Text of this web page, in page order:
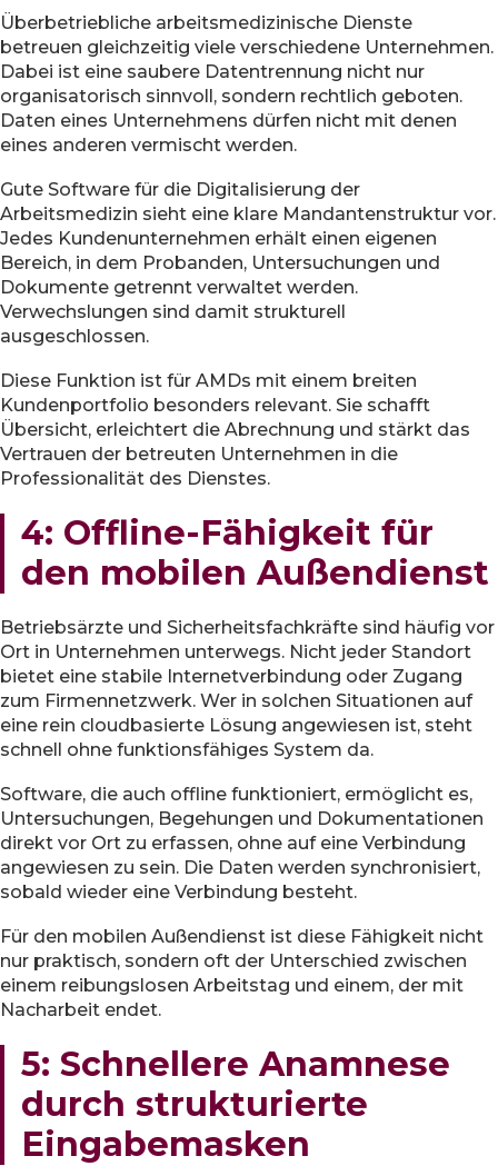
Überbetriebliche arbeitsmedizinische Dienste
betreuen gleichzeitig viele verschiedene Unternehmen.
Dabei ist eine saubere Datentrennung nicht nur
organisatorisch sinnvoll, sondern rechtlich geboten.
Daten eines Unternehmens dürfen nicht mit denen
eines anderen vermischt werden.
Gute Software für die Digitalisierung der
Arbeitsmedizin sieht eine klare Mandantenstruktur vor.
Jedes Kundenunternehmen erhält einen eigenen
Bereich, in dem Probanden, Untersuchungen und
Dokumente getrennt verwaltet werden.
Verwechslungen sind damit strukturell
ausgeschlossen.
Diese Funktion ist für AMDs mit einem breiten
Kundenportfolio besonders relevant. Sie schafft
Übersicht, erleichtert die Abrechnung und stärkt das
Vertrauen der betreuten Unternehmen in die
Professionalität des Dienstes.
4: Offline-Fähigkeit für
den mobilen Außendienst
Betriebsärzte und Sicherheitsfachkräfte sind häufig vor
Ort in Unternehmen unterwegs. Nicht jeder Standort
bietet eine stabile Internetverbindung oder Zugang
zum Firmennetzwerk. Wer in solchen Situationen auf
eine rein cloudbasierte Lösung angewiesen ist, steht
schnell ohne funktionsfähiges System da.
Software, die auch offline funktioniert, ermöglicht es,
Untersuchungen, Begehungen und Dokumentationen
direkt vor Ort zu erfassen, ohne auf eine Verbindung
angewiesen zu sein. Die Daten werden synchronisiert,
sobald wieder eine Verbindung besteht.
Für den mobilen Außendienst ist diese Fähigkeit nicht
nur praktisch, sondern oft der Unterschied zwischen
einem reibungslosen Arbeitstag und einem, der mit
Nacharbeit endet.
5: Schnellere Anamnese
durch strukturierte
Eingabemasken